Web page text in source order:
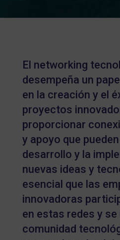
El networking
desempeña un
en la creación y el
proyectos
proporcionar
y apoyo que
desarrollo y la
nuevas ideas y
esencial que las
innovadoras
en estas redes y
comunidad